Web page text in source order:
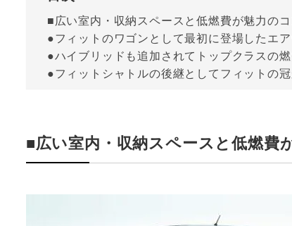
■広い室内・収納スペースと低燃費が魅力の
●フィットのワゴンとして最初に登場したエ
●ハイブリッドも追加されてトップクラスの
●フィットシャトルの後継としてフィットの
■広い室内・収納スペースと低燃費